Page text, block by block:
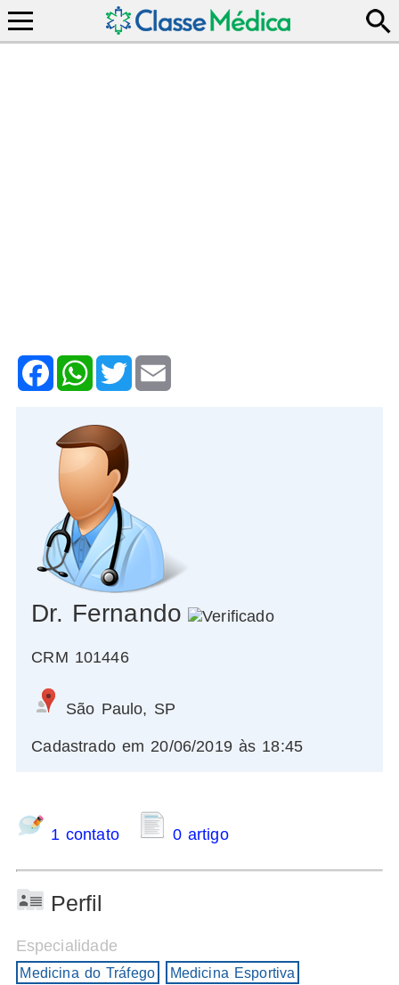
FacebookWhatsApp
TwitterEmail
Dr. Fernando
CRM 101446
São Paulo, SP
Cadastrado em 20/06/2019 às 18:45
1 contato 0 artigo
Perfil
Especialidade
Medicina do Tráfego Medicina Esportiva